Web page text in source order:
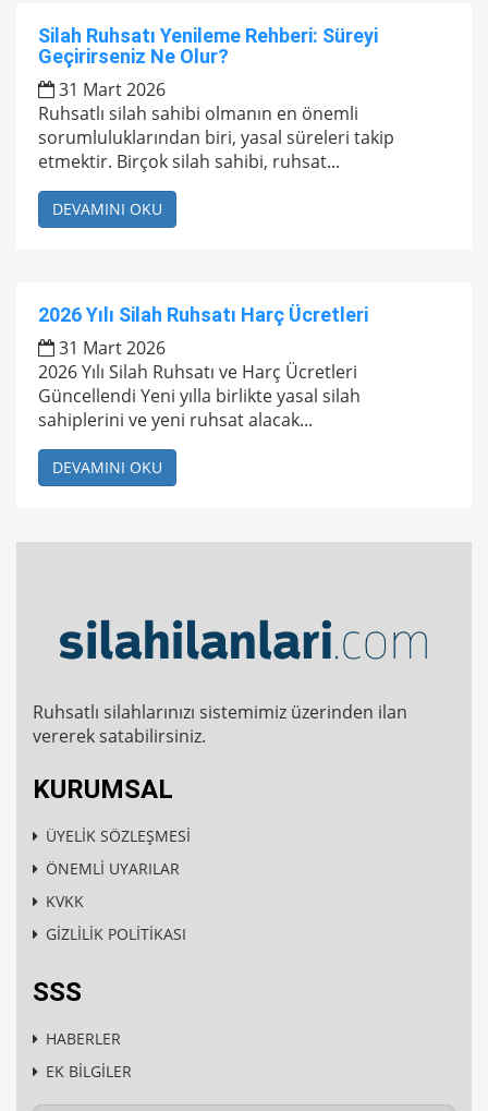
Silah Ruhsatı Yenileme Rehberi: Süreyi
Geçirirseniz Ne Olur?
31 Mart 2026
Ruhsatlı silah sahibi olmanın en önemli
sorumluluklarından biri, yasal süreleri takip
etmektir. Birçok silah sahibi, ruhsat...
DEVAMINI OKU
2026 Yılı Silah Ruhsatı Harç Ücretleri
31 Mart 2026
2026 Yılı Silah Ruhsatı ve Harç Ücretleri
Güncellendi Yeni yılla birlikte yasal silah
sahiplerini ve yeni ruhsat alacak...
DEVAMINI OKU
Ruhsatlı silahlarınızı sistemimiz üzerinden ilan
vererek satabilirsiniz.
KURUMSAL
ÜYELİK SÖZLEŞMESİ
ÖNEMLİ UYARILAR
KVKK
GİZLİLİK POLİTİKASI
SSS
HABERLER
EK BİLGİLER